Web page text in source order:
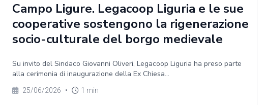
Campo Ligure. Legacoop Liguria e le sue
cooperative sostengono la rigenerazione
socio-culturale del borgo medievale
Su invito del Sindaco Giovanni Oliveri, Legacoop Liguria ha preso parte
alla cerimonia di inaugurazione della Ex Chiesa...
25/06/2026 • 1 min